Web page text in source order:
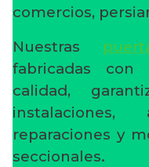
comercios,
Nuestras
fabricadas con
calidad,
reparaciones y
seccionales.